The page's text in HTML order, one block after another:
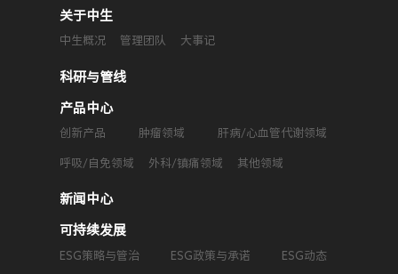
关于中生
中生概况 管理团队 大事记
科研与管线
产品中心
创新产品 肿瘤领域 肝病/心血管代谢领域
呼吸/自免领域 外科/镇痛领域 其他领域
新闻中心
可持续发展
ESG策略与管治 ESG政策与承诺 ESG动态